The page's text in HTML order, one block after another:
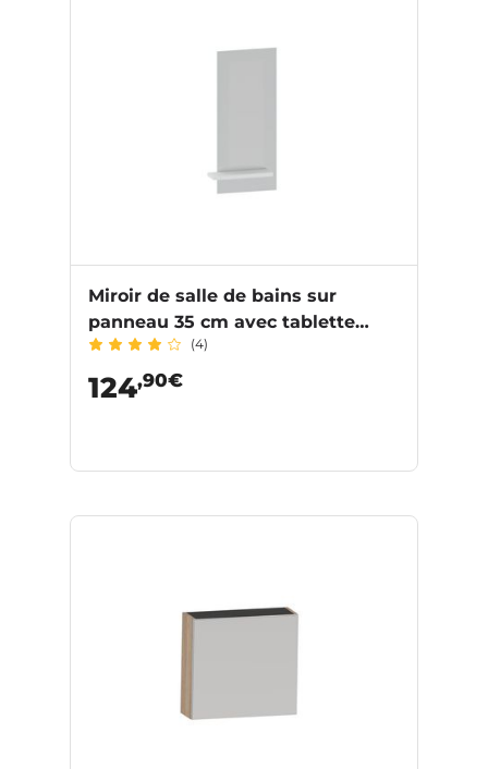
Miroir de salle de bains sur
panneau 35 cm avec tablette
INFINY
(4)
124,90€